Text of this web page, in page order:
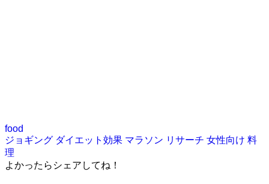
food
ジョギング ダイエット効果 マラソン リサーチ 女性向け 料
理
よかったらシェアしてね！